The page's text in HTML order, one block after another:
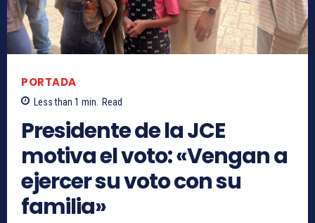
PORTADA
Less than 1 min. Read
Presidente de la JCE
motiva el voto: «Vengan a
ejercer su voto con su
familia»